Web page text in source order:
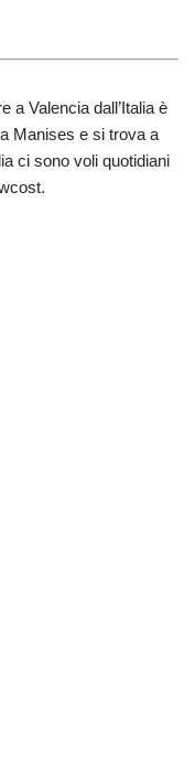
a Valencia dall’Italia è
Manises e si trova a
ci sono voli quotidiani